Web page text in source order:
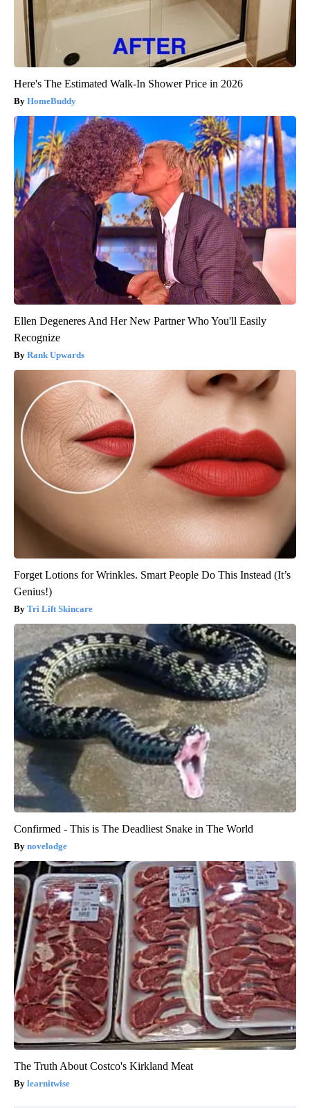
Here's The Estimated Walk-In Shower Price in 2026
HomeBuddy
Ellen Degeneres And Her New Partner Who You'll Easily
Recognize
Rank Upwards
Forget Lotions for Wrinkles. Smart People Do This Instead (It’s
Genius!)
Tri Lift Skincare
Confirmed - This is The Deadliest Snake in The World
novelodge
The Truth About Costco's Kirkland Meat
learnitwise